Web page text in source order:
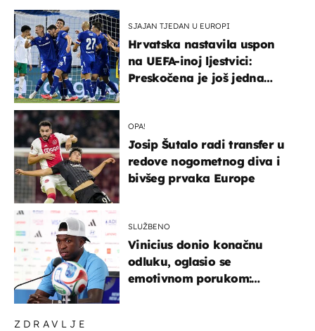
ZDRAVLJE
SJAJAN TJEDAN U EUROPI
Hrvatska nastavila uspon
na UEFA-inoj ljestvici:
Preskočena je još jedna
OPA!
Josip Šutalo radi transfer u
redove nogometnog diva i
bivšeg prvaka Europe
SLUŽBENO
Vinicius donio konačnu
odluku, oglasio se
emotivnom porukom: